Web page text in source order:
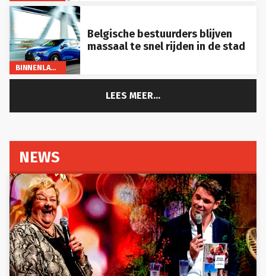
BINNENLAND
Belgische bestuurders blijven
massaal te snel rijden in de stad
LEES MEER...
NEWS